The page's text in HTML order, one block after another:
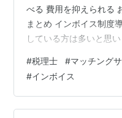
べる 費用を抑えられる
まとめ インボイス制度
している方は多いと思
ない方も多いでしょう
のマッチングサービス
す。 税理士のマッチン
に合った税理士を簡単
#税理士 #マッチング
#インボイス